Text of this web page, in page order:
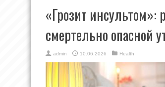
«Грозит инсультом»:
смертельно опасной
admin 10.06.2026 Health